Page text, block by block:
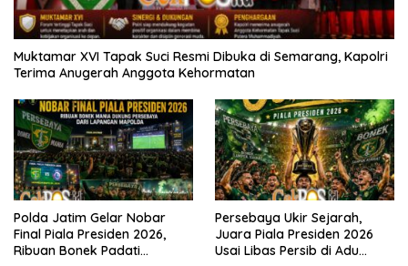
Muktamar XVI Tapak Suci Resmi Dibuka di Semarang, Kapolri
Terima Anugerah Anggota Kehormatan
Polda Jatim Gelar Nobar
Final Piala Presiden 2026,
Ribuan Bonek Padati
Persebaya Ukir Sejarah,
Juara Piala Presiden 2026
Usai Libas Persib di Adu